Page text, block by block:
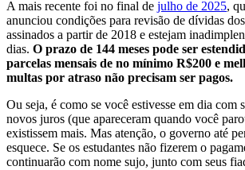
A mais recente foi no final de julho de 2025,
anunciou condições para revisão de dívidas
assinados a partir de 2018 e estejam
dias. O prazo de 144 meses pode ser
parcelas mensais de no mínimo R$200 e
multas por atraso não precisam ser pagos.
Ou seja, é como se você estivesse em dia com
novos juros (que apareceram quando você
existissem mais. Mas atenção, o governo até
esquece. Se os estudantes não fizerem o
continuarão com nome sujo, junto com seus